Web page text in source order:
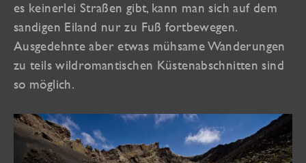
es keinerlei Straßen gibt, kann man sich auf dem
sandigen Eiland nur zu Fuß fortbewegen.
Ausgedehnte aber etwas mühsame Wanderungen
zu teils wildromantischen Küstenabschnitten sind
so möglich.